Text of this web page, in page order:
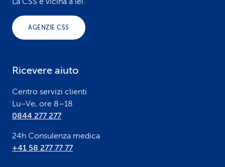
AGENZIE CSS
Ricevere aiuto
Centro servizi clienti
Lu–Ve, ore 8–18
0844 277 277
24h Consulenza medica
+41 58 277 77 77